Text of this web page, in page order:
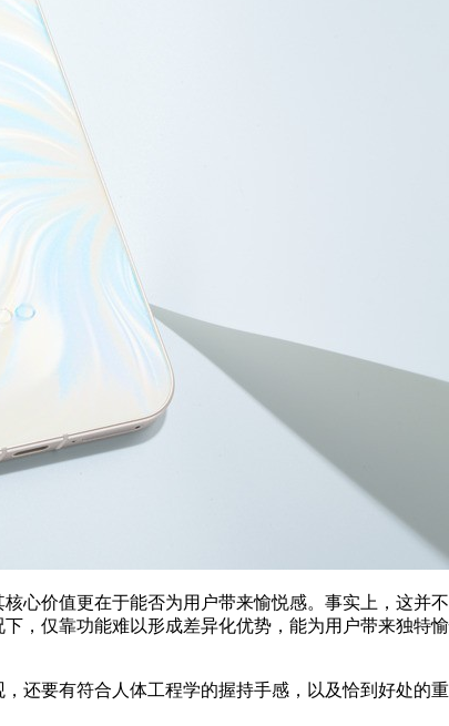
心价值更在于能否为用户带来愉悦感。事实上，这并
，仅靠功能难以形成差异化优势，能为用户带来独特
还要有符合人体工程学的握持手感，以及恰到好处的